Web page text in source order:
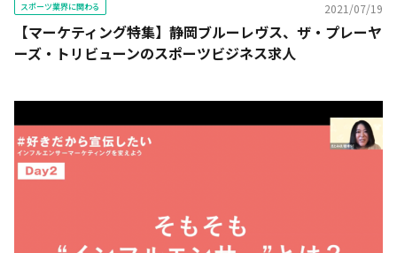
スポーツ業界に関わる 2021/07/19
【マーケティング特集】静岡ブルーレヴス、ザ・プレーヤ
ーズ・トリビューンのスポーツビジネス求人